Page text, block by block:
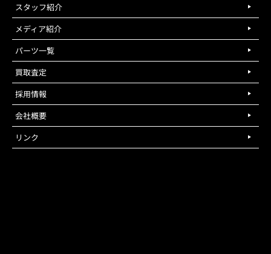
スタッフ紹介
メディア紹介
パーツ一覧
買取査定
採用情報
会社概要
リンク